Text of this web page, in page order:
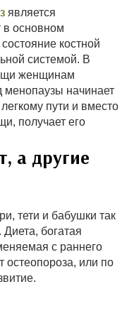
является
в основном
костной
системой. В
женщинам
менопаузы начинает
пути и вместо
получает его
а другие
тети и бабушки так
богатая
с раннего
остеопороза, или по